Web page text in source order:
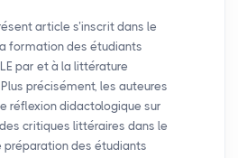
article s’inscrit dans le
formation des étudiants
par et à la littérature
précisément, les auteures
réflexion didactologique sur
critiques littéraires dans le
préparation des étudiants